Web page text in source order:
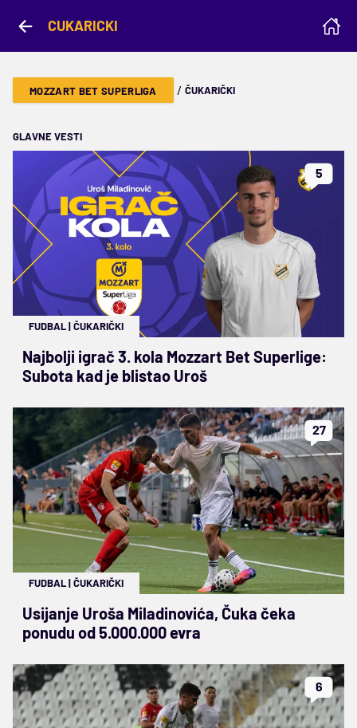
CUKARICKI
MOZZART BET SUPERLIGA / ČUKARIČKI
GLAVNE VESTI
5
FUDBAL|ČUKARIČKI
Najbolji igrač 3. kola Mozzart Bet Superlige:
Subota kad je blistao Uroš
27
FUDBAL|ČUKARIČKI
Usijanje Uroša Miladinovića, Čuka čeka
ponudu od 5.000.000 evra
6